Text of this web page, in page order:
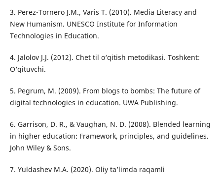
3. Perez-Tornero J.M., Varis T. (2010). Media Literacy and
New Humanism. UNESCO Institute for Information
Technologies in Education.
4. Jalolov J.J. (2012). Chet til o‘qitish metodikasi. Toshkent:
O‘qituvchi.
5. Pegrum, M. (2009). From blogs to bombs: The future of
digital technologies in education. UWA Publishing.
6. Garrison, D. R., & Vaughan, N. D. (2008). Blended learning
in higher education: Framework, principles, and guidelines.
John Wiley & Sons.
7. Yuldashev M.A. (2020). Oliy ta’limda raqamli